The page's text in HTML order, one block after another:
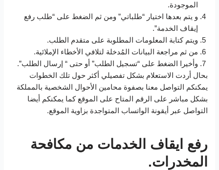
الموجودة.
و يتم بعدها اختيار “طلباتي” ومن ثم الضغط على “طلب رفع
إيقاف الخدمة”.
ويتم كتابة المعلومات المطلوبة على متقدم الطلب.
من ثم مراجعة البيانات المُدخلة لتلافي الأخطاء الإملائية.
وأخيرا الضغط على “تسجيل الطلب” أو حتى “ إرسال الطلب”.
بحال أردت الاستعلام بشكل تفصيلي أكثر حول تلك الخطوات
يمكنكم التواصل معنا بصفوة محامين الأحوال الشخصية بالمملكة
بشكل مباشر على الرقم المتاح على الموقع كما يمكنكم أيضا
التواصل عبر أيقونة الواتساب المتواجدة بزاوية الموقع.
رفع ايقاف الخدمات من مكافحة
المخدرات.